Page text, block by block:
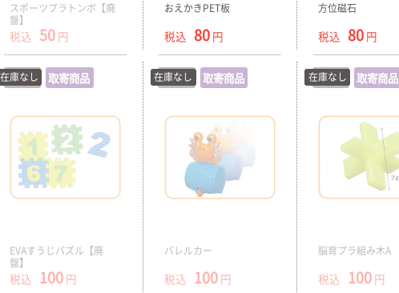
スポーツプラトンボ【廃
盤】
税込 50 円
おえかきPET板
税込 80 円
方位磁石
税込 80 円
在庫切 取寄商品
EVAすうじパズル【廃
盤】
税込 100 円
在庫なし 在庫切 取寄商品
バレルカー
税込 100 円
在庫なし 在庫切 取寄商品
脳育プラ組み木A
税込 100 円
在庫なし